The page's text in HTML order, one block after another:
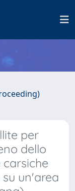
per
dello
un'area